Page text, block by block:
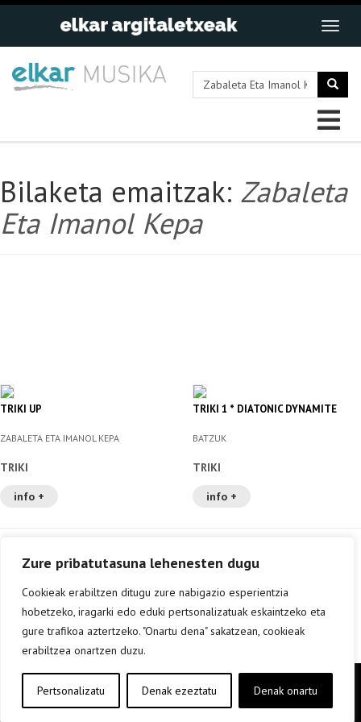
Zure pribatutasuna lehenesten dugu
Cookieak erabiltzen ditugu zure nabigazio esperientzia
hobetzeko, iragarki edo eduki pertsonalizatuak eskaintzeko eta
gure trafikoa aztertzeko. "Onartu dena" sakatzean, cookieak
erabiltzea onartzen duzu.
Pertsonalizatu Denak ezeztatu Denak onartu
Bilaketa emaitzak: Zabaleta
Eta Imanol Kepa
TRIKI UP
ZABALETA ETA IMANOL KEPA
TRIKI
info +
TRIKI 1 * DIATONIC DYNAMITE
BATZUK
TRIKI
info +
Copyright © elkar Argitaletxeak 2019
Lege oharra
Cookie politika